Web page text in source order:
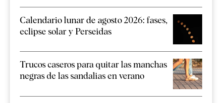
Calendario lunar de agosto 2026: fases,
eclipse solar y Perseidas
Trucos caseros para quitar las manchas
negras de las sandalias en verano